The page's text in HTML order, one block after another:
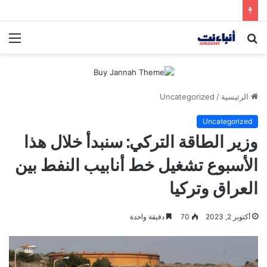
بحث
الرئيسية /
Uncategorized
Uncategorized
وزير الطاقة التركي: سنبدأ خلال هذا
الأسبوع تشغيل خط أنابيب النفط بين
العراق وتركيا
أكتوبر 2, 2023 70 دقيقة واحدة